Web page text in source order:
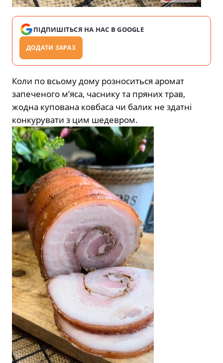
ПІДПИШІТЬСЯ НА НАС В GOOGLE
ДОДАТИ ЗАРАЗ
Коли по всьому дому розноситься аромат
запеченого м’яса, часнику та пряних трав,
жодна купована ковбаса чи балик не здатні
конкурувати з цим шедевром.